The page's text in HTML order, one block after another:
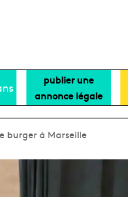
publier une
annonce légale
burger à Marseille